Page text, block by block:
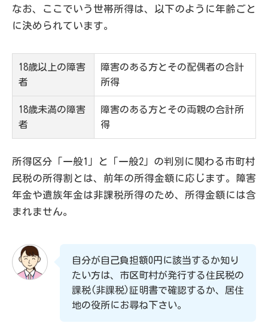
なお、ここでいう世帯所得は、以下のように年齢ごと
に決められています。
18歳以上の障害
者
障害のある方とその配偶者の合計
所得
18歳未満の障害
者
障害のある方とその両親の合計所
得
所得区分「一般1」と「一般2」の判別に関わる市町村
民税の所得割とは、前年の所得金額に応じます。障害
年金や遺族年金は非課税所得のため、所得金額には含
まれません。
自分が自己負担額0円に該当するか知り
たい方は、市区町村が発行する住民税の
課税(非課税)証明書で確認するか、居住
地の役所にお尋ね下さい。